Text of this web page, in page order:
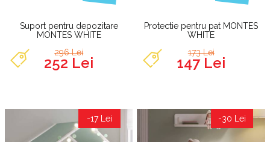
Suport pentru depozitare
MONTES WHITE
296 Lei
252 Lei
Protectie pentru pat MONTES
WHITE
173 Lei
147 Lei
-17 Lei -30 Lei